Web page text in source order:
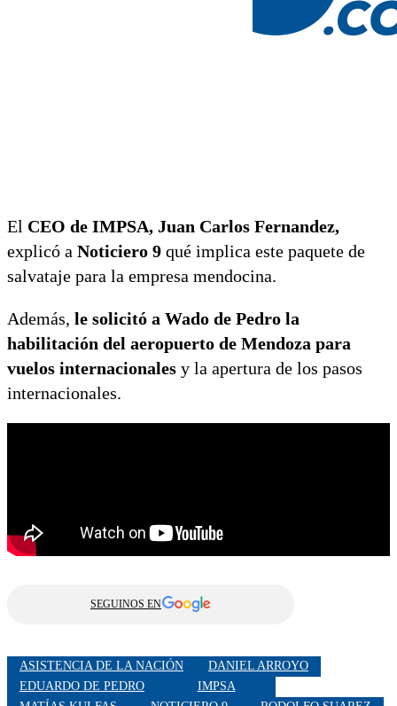
El CEO de IMPSA, Juan Carlos Fernandez,
explicó a Noticiero 9 qué implica este paquete de
salvataje para la empresa mendocina.
Además, le solicitó a Wado de Pedro la
habilitación del aeropuerto de Mendoza para
vuelos internacionales y la apertura de los pasos
internacionales.
SEGUINOS EN
ASISTENCIA DE LA NACIÓN
DANIEL ARROYO
EDUARDO DE PEDRO
IMPSA